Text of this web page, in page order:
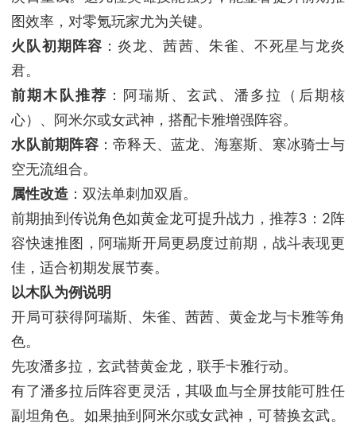
图效率，对零氪玩家尤为关键。
火队初期阵容 ：炎龙、茜茜、朱雀、不死星与龙炎
君。
前期木队推荐 ：阿瑞斯、玄武、潘多拉（后期核
心）、阿米尔或女武神，搭配卡雅增强阵容。
水队前期阵容：帝释天、蓝龙、海塞斯、寒冰骑士与
空无流组合。
属性改造 ：双法单刺加双盾。
前期抽到传说角色如黄金龙可提升战力，推荐3：2阵
容快速推图，阿瑞斯开局更易度过前期，战斗表现更
佳，适合初期发展节奏。
以木队为例说明
开局可获得阿瑞斯、朱雀、茜茜、黄金龙与卡雅等角
色。
先攻潘多拉，玄武替黄金龙，联手卡雅行动。
有了潘多拉后阵容更灵活，其吸血与全屏技能可胜任
副坦角色。如果抽到阿米尔或女武神，可替换玄武。